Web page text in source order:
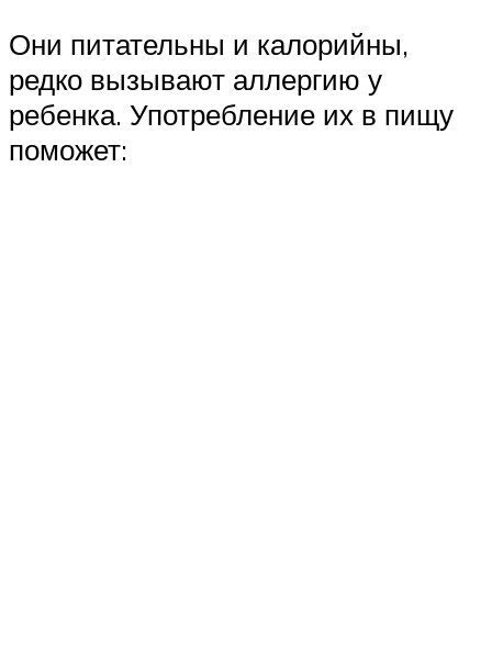
Они питательны и калорийны,
редко вызывают аллергию у
ребенка. Употребление их в пищу
поможет: